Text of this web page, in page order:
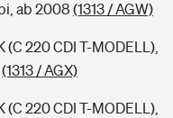
ab 2008 (1313 / AGW)
220 CDI T-MODELL),
(1313 / AGX)
220 CDI T-MODELL),